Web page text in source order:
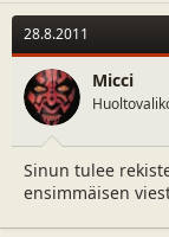
28.8.2011
Micci
Sinun tulee
ensimmäisen